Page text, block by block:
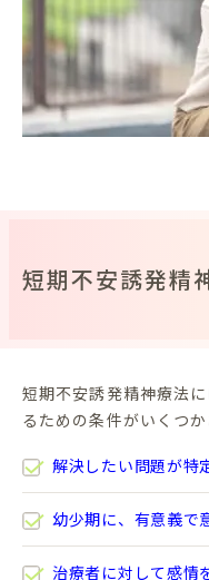
短期不安誘発精
短期不安誘発精神療法
るための条件がいくつか
解決したい問題が特
幼少期に、有意義で
治療者に対して感情